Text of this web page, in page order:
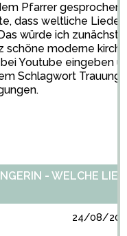
Pfarrer
dass weltliche Lieder
würde ich zunächst
schöne moderne
Youtube eingeben
Schlagwort Trauung
- WELCHE
24/08/